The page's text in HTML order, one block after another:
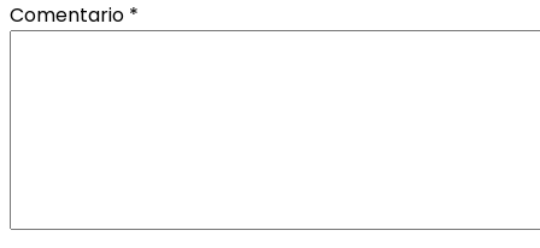
Comentario *